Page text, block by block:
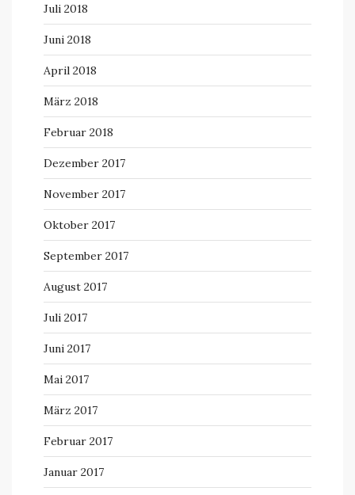
Juli 2018
Juni 2018
April 2018
März 2018
Februar 2018
Dezember 2017
November 2017
Oktober 2017
September 2017
August 2017
Juli 2017
Juni 2017
Mai 2017
März 2017
Februar 2017
Januar 2017